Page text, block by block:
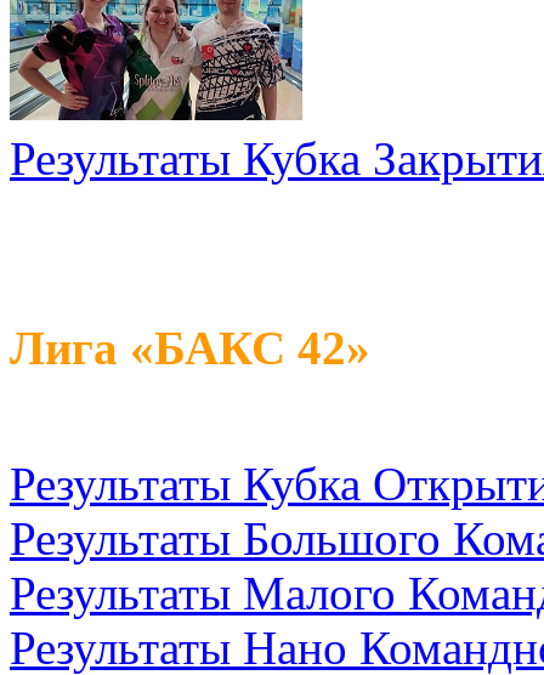
Результаты Кубка
Лига «БАКС 42»
Результаты Кубка
Результаты Большого
Результаты Малого
Результаты Нано